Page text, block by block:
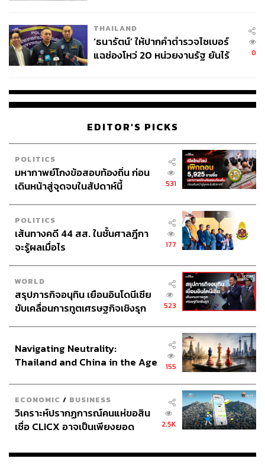
THAILAND
‘ธนารัตน์’ ให้ปากคำตำรวจไซเบอร์
แฉช่องโหว่ 20 หน่วยงานรัฐ ยันไร้
0
EDITOR'S PICKS
POLITICS
มหากาพย์โกงข้อสอบท้องถิ่น ก่อน
เดินหน้าสู่จุดจบในสัปดาห์นี้
531
POLITICS
เส้นทางคดี 44 สส. ในชั้นศาลฎีกา
จะรู้ผลเมื่อไร
177
WORLD
สรุปภารกิจอนุทิน เยือนอินโดนีเซีย
ขับเคลื่อนการทูตเศรษฐกิจเชิงรุก
523
Navigating Neutrality:
Thailand and China in the Age
155
ECONOMIC / BUSINESS
วิเคราะห์ปรากฏการณ์คนแห่ขอสิน
เชื่อ CLICX อาจเป็นเพียงยอด
เรือนไทยที่ถูกซุกไว้
2.5K